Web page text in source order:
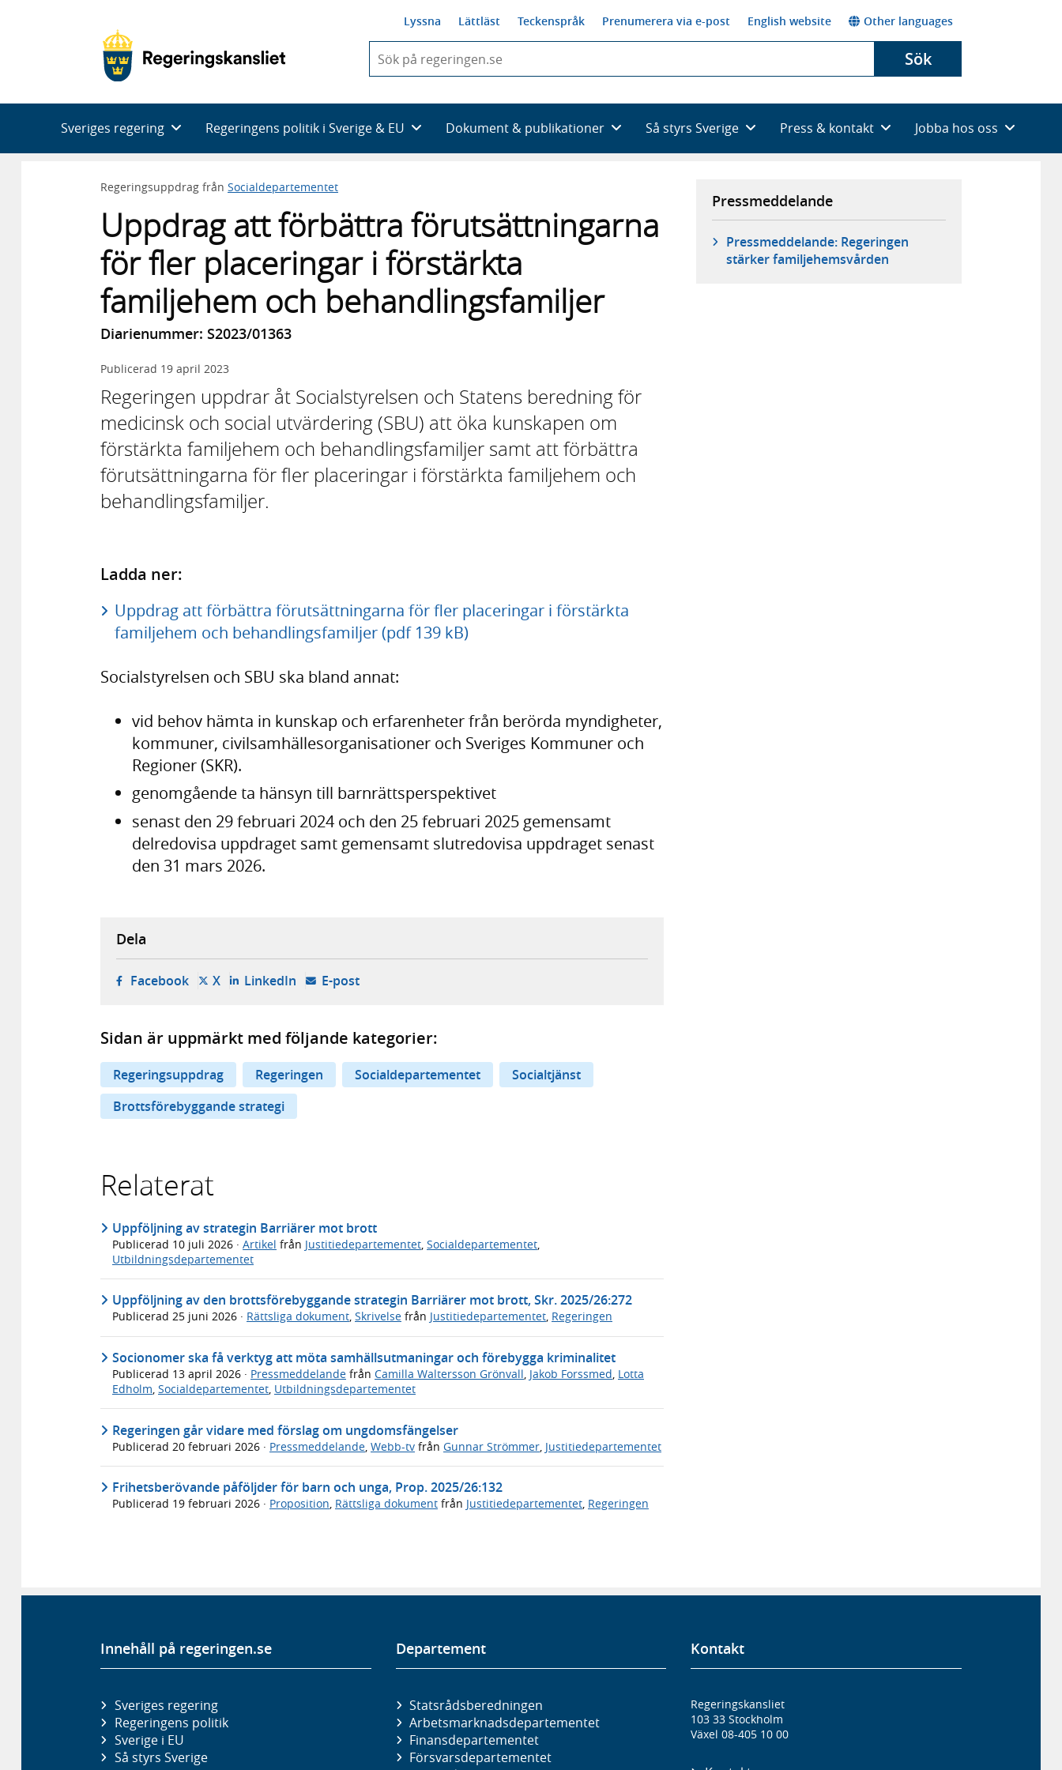
Lyssna Lättläst Teckenspråk Prenumerera via e-post English website Other languages
du
skriva
framträder
en
Sök
Sveriges regering Regeringens politik i Sverige & EU Dokument & publikationer Så styrs Sverige Press & kontakt Jobba hos oss
Regeringsuppdrag från Socialdepartementet
Uppdrag att förbättra förutsättningarna
för fler placeringar i förstärkta
familjehem och behandlingsfamiljer
Diarienummer: S2023/01363
Publicerad 19 april 2023
Regeringen uppdrar åt Socialstyrelsen och Statens beredning för
medicinsk och social utvärdering (SBU) att öka kunskapen om
förstärkta familjehem och behandlingsfamiljer samt att förbättra
förutsättningarna för fler placeringar i förstärkta familjehem och
behandlingsfamiljer.
Ladda ner:
Uppdrag att förbättra förutsättningarna för fler placeringar i förstärkta
familjehem och behandlingsfamiljer (pdf 139 kB)
Socialstyrelsen och SBU ska bland annat:
vid behov hämta in kunskap och erfarenheter från berörda myndigheter,
kommuner, civilsamhällesorganisationer och Sveriges Kommuner och
Regioner (SKR).
genomgående ta hänsyn till barnrättsperspektivet
senast den 29 februari 2024 och den 25 februari 2025 gemensamt
delredovisa uppdraget samt gemensamt slutredovisa uppdraget senast
den 31 mars 2026.
Pressmeddelande
Pressmeddelande: Regeringen
stärker familjehemsvården
Dela
Facebook- öppnas i ny flik, extern webbplats,
X- öppnas i ny flik, extern webbplats,
LinkedIn- öppnas i ny flik, extern webbplats,
E-post- öppnar din e-postklient,
Sidan är uppmärkt med följande kategorier:
Regeringsuppdrag Regeringen Socialdepartementet
Socialtjänst
Brottsförebyggande strategi
Relaterat
Uppföljning av strategin Barriärer mot brott
Publicerad 10 juli 2026 · Artikel från Justitiedepartementet Socialdepartementet
Utbildningsdepartementet
Uppföljning av den brottsförebyggande strategin Barriärer mot brott, Skr. 2025/26:272
Publicerad 25 juni 2026 · Rättsliga dokument, Skrivelse från Justitiedepartementet, Regeringen
Socionomer ska få verktyg att möta samhällsutmaningar och förebygga kriminalitet
Publicerad 13 april 2026 · Pressmeddelande från Camilla Waltersson Grönvall, Jakob Forssmed, Lotta
Edholm, Socialdepartementet, Utbildningsdepartementet
Regeringen går vidare med förslag om ungdomsfängelser
Publicerad 20 februari 2026 · Pressmeddelande Webb-tv från Gunnar Strömmer Justitiedepartementet
Frihetsberövande påföljder för barn och unga, Prop. 2025/26:132
Publicerad 19 februari 2026 · Proposition, Rättsliga dokument från Justitiedepartementet, Regeringen
Innehåll på regeringen.se
Sveriges regering
Regeringens politik
Sverige i EU
Så styrs Sverige
Departement
Statsrådsberedningen
Arbetsmarknads­departementet
Finans­departementet
Försvars­departementet
Kontakt
Regeringskansliet
103 33 Stockholm
Växel 08-405 10 00